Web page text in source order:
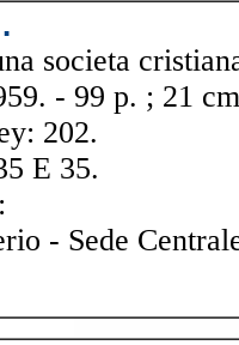
societa
- 99 p. ; 21
202.
E 35.
- Sede